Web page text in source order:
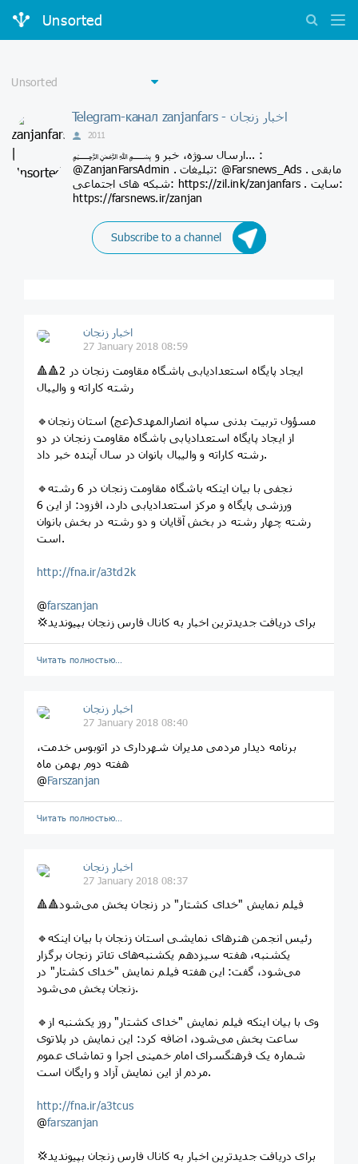
Unsorted
Telegram-канал zanjanfars - اخبار زنجان
2011
﷽ ارسال سوژه، خبر و... :
@ZanjanFarsAdmin . تبلیغات: @Farsnews_Ads . مابقی
شبکه های اجتماعی: https://zil.ink/zanjanfars . سایت:
https://farsnews.ir/zanjan
Subscribe to a channel
اخبار زنجان
27 January 2018 08:59
🔺🔺ایجاد پایگاه استعدادیابی باشگاه مقاومت زنجان در 2
رشته کاراته و والیبال
🔹مسؤول تربیت بدنی سپاه انصارالمهدی(عج) استان زنجان
از ایجاد پایگاه استعدادیابی باشگاه مقاومت زنجان در دو
رشته کاراته و والیبال بانوان در سال آینده خبر داد.
🔹نجفی با بیان اینکه باشگاه مقاومت زنجان در 6 رشته
ورزشی پایگاه و مرکز استعدادیابی دارد، افزود: از این 6
رشته چهار رشته در بخش آقایان و دو رشته در بخش بانوان
است.
http://fna.ir/a3td2k
@farszanjan
💢برای دریافت جدیدترین اخبار به کانال فارس زنجان بپیوندید
Читать полностью…
اخبار زنجان
27 January 2018 08:40
برنامه دیدار مردمی مدیران شهرداری در اتوبوس خدمت،
هفته دوم بهمن ماه
@Farszanjan
Читать полностью…
اخبار زنجان
27 January 2018 08:37
🔺🔺فیلم نمایش "خدای کشتار" در زنجان پخش می‌شود
🔹رئیس انجمن هنرهای نمایشی استان زنجان با بیان اینکه
یکشنبه، هفته سیزدهم یکشنبه‌های تئاتر زنجان برگزار
می‌شود، گفت: این هفته فیلم نمایش "خدای کشتار" در
زنجان پخش می‌شود.
🔹وی با بیان اینکه فیلم نمایش "خدای کشتار" روز یکشنبه از
ساعت پخش می‌شود، اضافه کرد: این نمایش در پلاتوی
شماره یک فرهنگسرای امام خمینی اجرا و تماشای عموم
مردم از این نمایش آزاد و رایگان است.
http://fna.ir/a3tcus
@farszanjan
💢برای دریافت جدیدترین اخبار به کانال فارس زنجان بپیوندید